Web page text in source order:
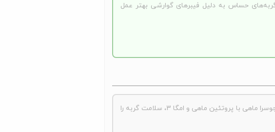
حساس به دلیل فیبرهای گوارشی بهتر عمل
غذای خشک گربه جوسرا ماهی با پروتئین ماهی و امگا 3، سلامت گربه را